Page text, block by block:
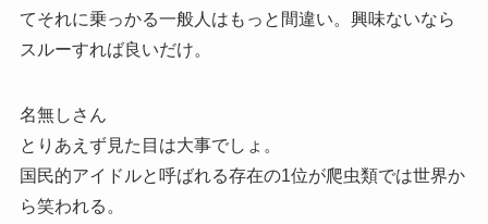
てそれに乗っかる一般人はもっと間違い。興味ないなら
スルーすれば良いだけ。
名無しさん
とりあえず見た目は大事でしょ。
国民的アイドルと呼ばれる存在の1位が爬虫類では世界か
ら笑われる。